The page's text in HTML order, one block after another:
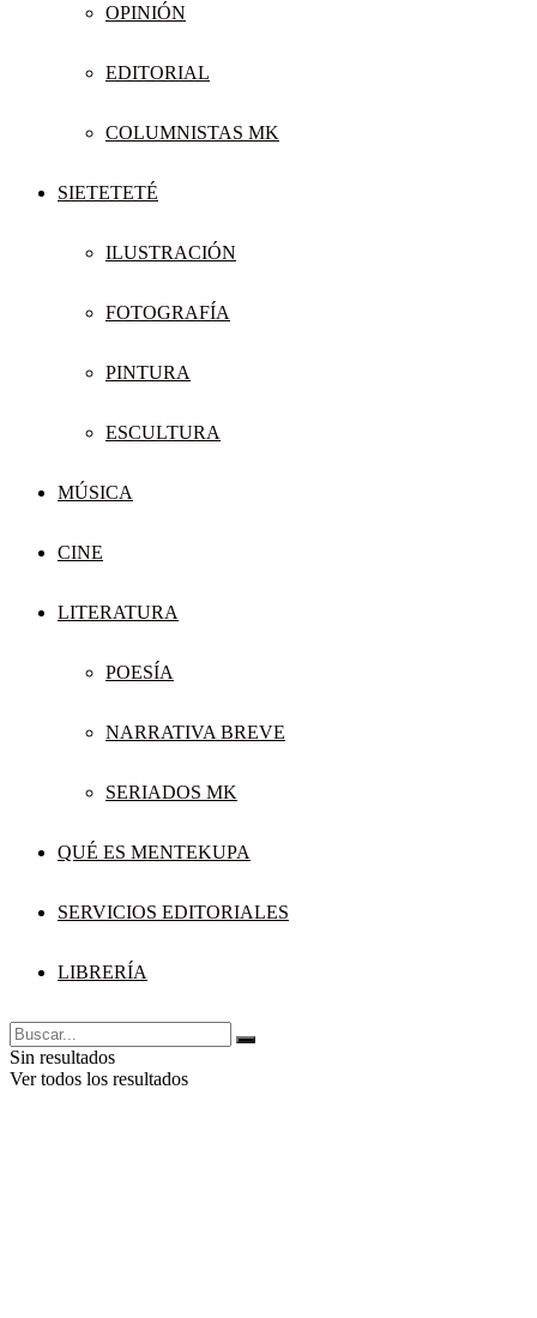
OPINIÓN
EDITORIAL
COLUMNISTAS MK
SIETETETÉ
ILUSTRACIÓN
FOTOGRAFÍA
PINTURA
ESCULTURA
MÚSICA
CINE
LITERATURA
POESÍA
NARRATIVA BREVE
SERIADOS MK
QUÉ ES MENTEKUPA
SERVICIOS EDITORIALES
LIBRERÍA
Sin resultados
Ver todos los resultados